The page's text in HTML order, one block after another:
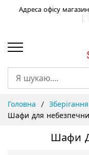
Адреса офісу
Content
Головна
Шафи для
Шафи